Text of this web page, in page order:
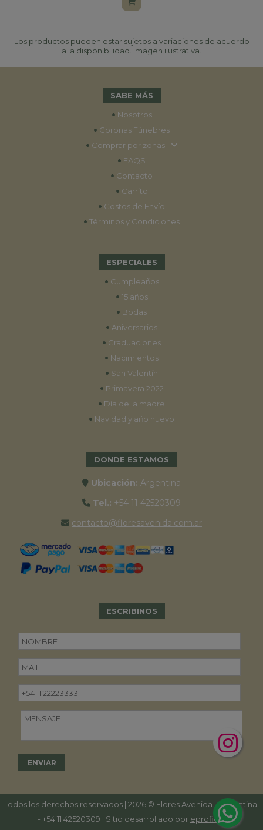
Los productos pueden estar sujetos a variaciones de acuerdo
a la disponibilidad. Imagen ilustrativa.
SABE MÁS
• Nosotros
• Coronas Fúnebres
• Comprar por zonas
• FAQS
• Contacto
• Carrito
• Costos de Envío
• Términos y Condiciones
ESPECIALES
• Cumpleaños
• 15 años
• Bodas
• Aniversarios
• Graduaciones
• Nacimientos
• San Valentín
• Primavera 2022
• Día de la madre
• Navidad y año nuevo
DONDE ESTAMOS
Ubicación: Argentina
Tel.: +54 11 42520309
contacto@floresavenida.com.ar
ESCRIBINOS
Todos los derechos reservados | 2026 © Flores Avenida. | Argentina.
- +54 11 42520309 | Sitio desarrollado por eproficio